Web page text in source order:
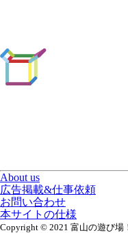
About us
広告掲載&仕事依頼
お問い合わせ
本サイトの仕様
Copyright © 2021 富山の遊び場